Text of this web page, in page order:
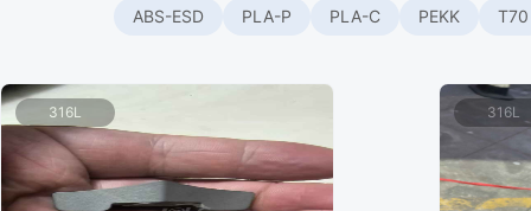
ABS-ESD
PLA-P PLA-C PEKK T70
316L 316L